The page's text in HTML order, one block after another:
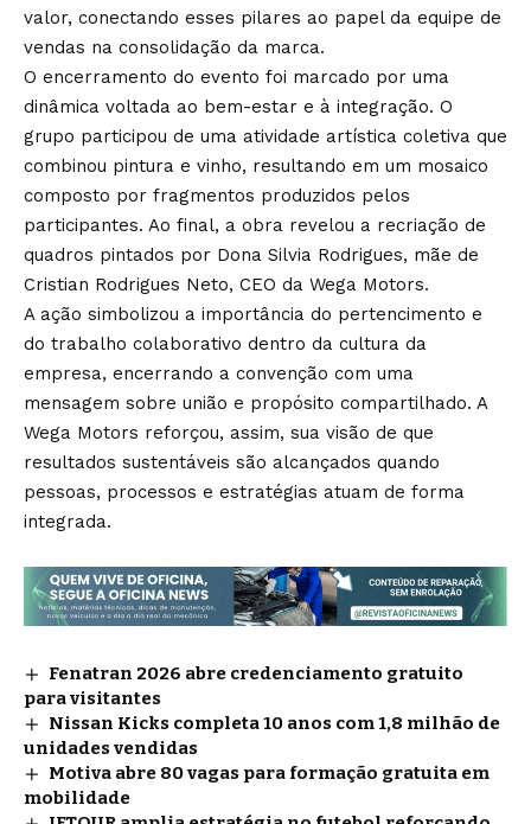
valor, conectando esses pilares ao papel da equipe de
vendas na consolidação da marca.
O encerramento do evento foi marcado por uma
dinâmica voltada ao bem-estar e à integração. O
grupo participou de uma atividade artística coletiva que
combinou pintura e vinho, resultando em um mosaico
composto por fragmentos produzidos pelos
participantes. Ao final, a obra revelou a recriação de
quadros pintados por Dona Silvia Rodrigues, mãe de
Cristian Rodrigues Neto, CEO da Wega Motors.
A ação simbolizou a importância do pertencimento e
do trabalho colaborativo dentro da cultura da
empresa, encerrando a convenção com uma
mensagem sobre união e propósito compartilhado. A
Wega Motors reforçou, assim, sua visão de que
resultados sustentáveis são alcançados quando
pessoas, processos e estratégias atuam de forma
integrada.
Fenatran 2026 abre credenciamento gratuito
para visitantes
Nissan Kicks completa 10 anos com 1,8 milhão de
unidades vendidas
Motiva abre 80 vagas para formação gratuita em
mobilidade